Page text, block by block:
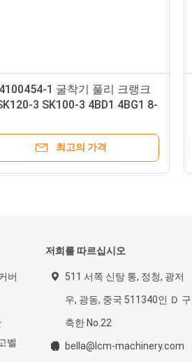
1 굴착기 풀리 크랭크
3 SK100-3 4BD1 4BG1 8-
최고의 가격
버
벨
저희를 따르십시오
511 서쪽 신탕 통, 정청, 광저
우, 광동, 중국 511340인 Ｄ 구
축한 No.22
bella@lcm-machinery.com